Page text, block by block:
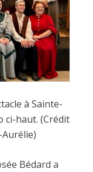
à Sainte-
ci-haut. (Crédit
Bédard a